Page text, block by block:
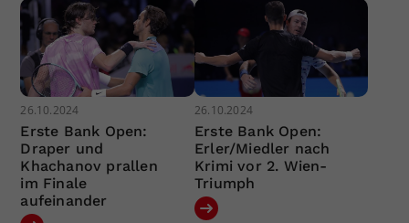
26.10.2024
Erste Bank Open:
Draper und
Khachanov prallen
im Finale
aufeinander
26.10.2024
Erste Bank Open:
Erler/Miedler nach
Krimi vor 2. Wien-
Triumph